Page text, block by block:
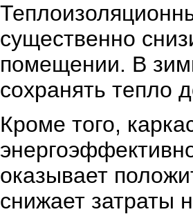
существенно
помещении. В
сохранять тепло
Кроме того,
оказывает
снижает затраты